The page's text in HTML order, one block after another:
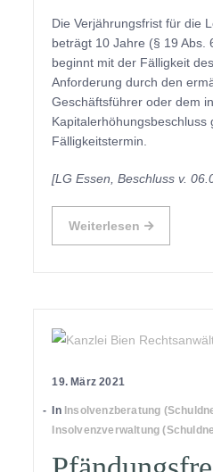
Die Verjährungsfrist für die
beträgt 10 Jahre (§ 19 Abs.
beginnt mit der Fälligkeit
Anforderung durch den
Geschäftsführer oder dem
Kapitalerhöhungsbeschluss
Fälligkeitstermin.
[LG Essen, Beschluss v.
Weiterlesen
19. März 2021
In Insolvenzberatung
Insolvenzverwaltung